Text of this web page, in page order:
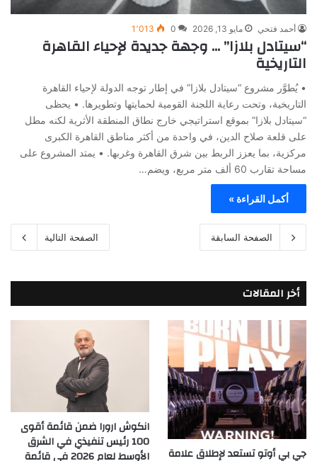
أحمد فتحي مايو 13, 2026 0 1٬013
“سيتادل بلازا” … وجهة جديدة لإحياء القاهرة
التاريخية
• يُطوَّر مشروع “سيتادل بلازا” في إطار توجه الدولة لإحياء القاهرة
التاريخية، وتحت رعاية اللجنة القومية لحمايتها وتطويرها. • يحظى
“سيتادل بلازا” بموقع استراتيجي خارج نطاق المنطقة الأثرية لكنه مطل
على قلعة صلاح الدين، في واحدة من أكثر مناطق القاهرة الكبرى
مركزية، بما يعزز الربط بين شرق القاهرة وغربها. • يمتد المشروع على
مساحة تقارب 60 ألف متر مربع، ويضم…
أكمل القراءة »
الصفحة السابقة الصفحة التالية
أخر المقالات
جي بي أوتو تستعد لإطلاق علامة
انكوش ارورا ضمن قائمة أقوى
100 رئيس تنفيذي في الشرق
الأوسط لعام 2026 في قائمة